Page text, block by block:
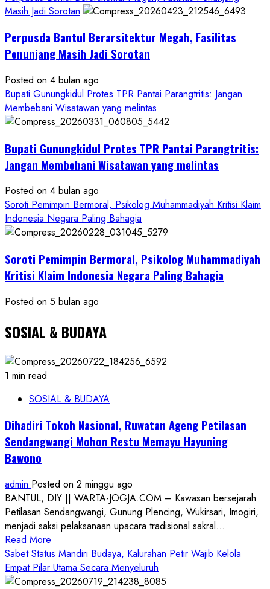
Separuhnya
Cair
ke
Ketum
PWRI
RI
Minta
Resmi
Masih Jadi Sorotan
Perpusda Bantul Berarsitektur Megah, Fasilitas
Penunjang Masih Jadi Sorotan
Posted on 4 bulan ago
Bupati Gunungkidul Protes TPR Pantai Parangtritis: Jangan
Membebani Wisatawan yang melintas
Bupati Gunungkidul Protes TPR Pantai Parangtritis:
Jangan Membebani Wisatawan yang melintas
Posted on 4 bulan ago
Soroti Pemimpin Bermoral, Psikolog Muhammadiyah Kritisi Klaim
Indonesia Negara Paling Bahagia
Soroti Pemimpin Bermoral, Psikolog Muhammadiyah
Kritisi Klaim Indonesia Negara Paling Bahagia
Posted on 5 bulan ago
SOSIAL & BUDAYA
1 min read
SOSIAL & BUDAYA
Dihadiri Tokoh Nasional, Ruwatan Ageng Petilasan
Sendangwangi Mohon Restu Memayu Hayuning
Bawono
admin Posted on 2 minggu ago
BANTUL, DIY || WARTA-JOGJA.COM – Kawasan bersejarah
Petilasan Sendangwangi, Gunung Plencing, Wukirsari, Imogiri,
menjadi saksi pelaksanaan upacara tradisional sakral...
Read More
more
about
Dihadiri
Sabet Status Mandiri Budaya, Kalurahan Petir Wajib Kelola
Empat Pilar Utama Secara Menyeluruh